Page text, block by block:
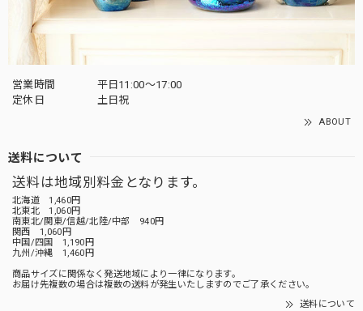
営業時間
平日11:00～17:00
定休日
土日祝
ABOUT
送料について
送料は地域別料金となります。
北海道 1,460円
北東北 1,060円
南東北/関東/信越/北陸/中部 940円
関西 1,060円
中国/四国 1,190円
九州/沖縄 1,460円
商品サイズに関係なく発送地域により一律になります。
お届け先複数の場合は複数の送料が発生いたしますのでご了承ください。
送料について